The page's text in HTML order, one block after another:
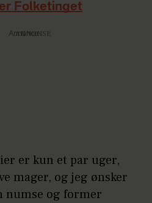
Folketinget
Annonce
er kun et par uger,
mager, og jeg ønsker
numse og former